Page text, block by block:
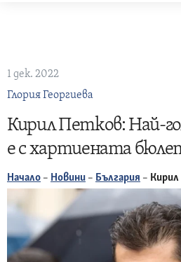
1 дек. 2022
Глория Георгиева
Кирил Петков: Най-
е с хартиената
Начало – Новини – България –